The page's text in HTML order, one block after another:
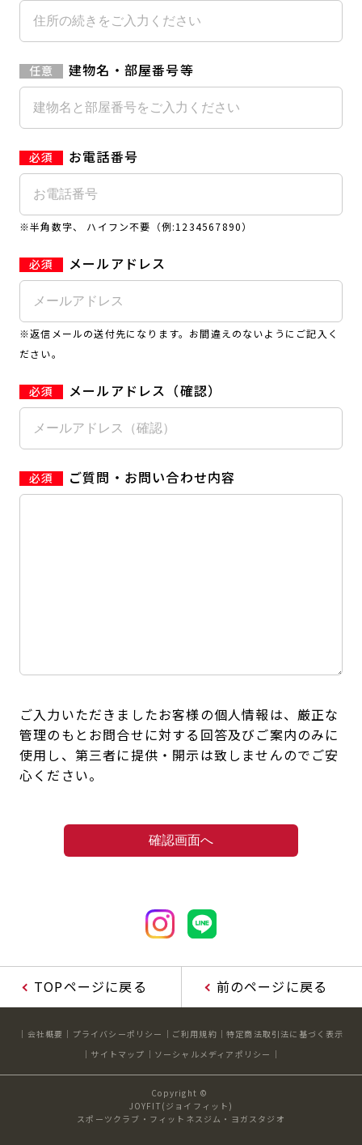
建物名・部屋番号等
お電話番号
※半角数字、 ハイフン不要（例:1234567890）
メールアドレス
※返信メールの送付先になります。お間違えのないようにご記入く
ださい。
メールアドレス（確認）
ご質問・お問い合わせ内容
ご入力いただきましたお客様の個人情報は、厳正な
管理のもとお問合せに対する回答及びご案内のみに
使用し、第三者に提供・開示は致しませんのでご安
心ください。
TOPページに戻る 前のページに戻る
会社概要 プライバシーポリシー ご利用規約
特定商法取引法に基づく表示
サイトマップ
ソーシャルメディアポリシー
Copyright ©
JOYFIT(ジョイフィット)
スポーツクラブ・フィットネスジム・ヨガスタジオ